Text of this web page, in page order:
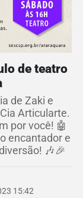
de teatro
de Zaki e
Articularte.
por você! 🤖
encantador e
🎶🎉
15:42